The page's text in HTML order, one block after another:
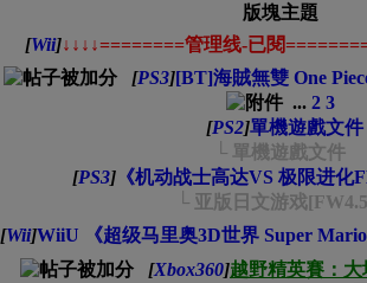
版塊主題
[Wii]↓↓↓↓========管理线-已閱
[PS3][BT]海賊無雙 One
... 2 3
[PS2]單機遊戲文件
└ 單機遊戲文件
[PS3] 《机动战士高达VS 极限进化
└ 亚版日文游戏
[Wii]WiiU 《超级马里奥3D世界 Super
[Xbox360]越野精英賽：